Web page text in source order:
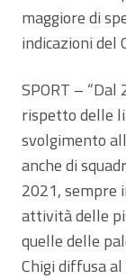
maggiore di
indicazioni del
SPORT –
rispetto delle
svolgimento
anche di
2021, sempre
attività delle
quelle delle
Chigi diffusa